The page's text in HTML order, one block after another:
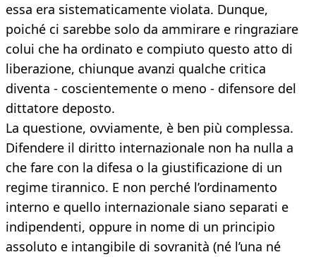
essa era sistematicamente violata. Dunque,
poiché ci sarebbe solo da ammirare e ringraziare
colui che ha ordinato e compiuto questo atto di
liberazione, chiunque avanzi qualche critica
diventa - coscientemente o meno - difensore del
dittatore deposto.
La questione, ovviamente, è ben più complessa.
Difendere il diritto internazionale non ha nulla a
che fare con la difesa o la giustificazione di un
regime tirannico. E non perché l’ordinamento
interno e quello internazionale siano separati e
indipendenti, oppure in nome di un principio
assoluto e intangibile di sovranità (né l’una né